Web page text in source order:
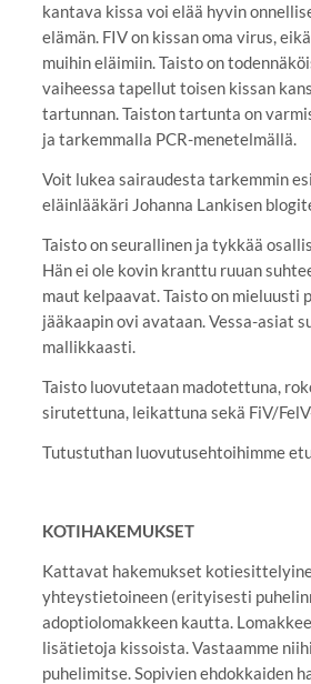
kantava kissa voi elää hyvin
elämän. FIV on kissan oma virus,
muihin eläimiin. Taisto on
vaiheessa tapellut toisen kissan
tartunnan. Taiston tartunta on
ja tarkemmalla PCR-menetelmällä.
Voit lukea sairaudesta tarkemmin
eläinlääkäri Johanna Lankisen
Taisto on seurallinen ja tykkää
Hän ei ole kovin kranttu ruuan
maut kelpaavat. Taisto on mieluusti
jääkaapin ovi avataan. Vessa-asiat
mallikkaasti.
Taisto luovutetaan madotettuna,
sirutettuna, leikattuna sekä FiV/
Tutustuthan luovutusehtoihimme
KOTIHAKEMUKSET
Kattavat hakemukset
yhteystietoineen (erityisesti
adoptiolomakkeen kautta.
lisätietoja kissoista. Vastaamme
puhelimitse. Sopivien ehdokkaiden